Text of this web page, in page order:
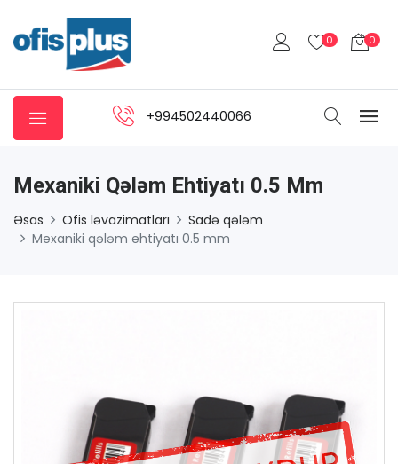
0 0
+994502440066
Mexaniki Qələm Ehtiyatı 0.5 Mm
Əsas Ofis ləvazimatları
Sadə qələm
Mexaniki qələm ehtiyatı 0.5 mm